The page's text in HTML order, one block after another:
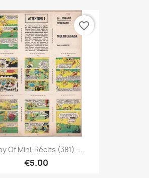
Of Mini-Récits (381) -...
€5.00
favorite_border